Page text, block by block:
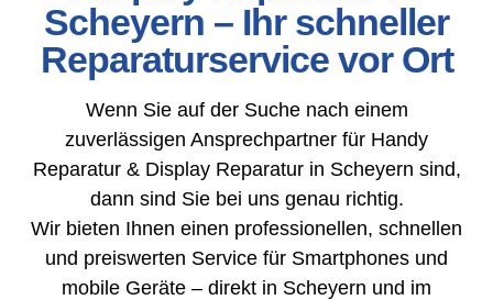
Scheyern – Ihr schneller
Reparaturservice vor Ort
Wenn Sie auf der Suche nach einem
zuverlässigen Ansprechpartner für Handy
Reparatur & Display Reparatur in Scheyern sind,
dann sind Sie bei uns genau richtig.
Wir bieten Ihnen einen professionellen, schnellen
und preiswerten Service für Smartphones und
mobile Geräte – direkt in Scheyern und im